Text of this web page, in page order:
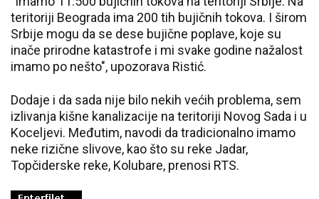
teritoriji Beograda ima 200 tih bujičnih tokova. I širom
Srbije mogu da se dese bujične poplave, koje su
inače prirodne katastrofe i mi svake godine nažalost
imamo po nešto", upozorava Ristić.
Dodaje i da sada nije bilo nekih većih problema, sem
izlivanja kišne kanalizacije na teritoriji Novog Sada i u
Koceljevi. Međutim, navodi da tradicionalno imamo
neke rizične slivove, kao što su reke Jadar,
Topčiderske reke, Kolubare, prenosi RTS.